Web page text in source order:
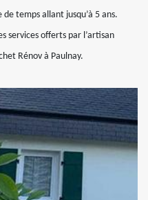
temps allant jusqu’à 5 ans.
services offerts par l’artisan
Rénov à Paulnay.